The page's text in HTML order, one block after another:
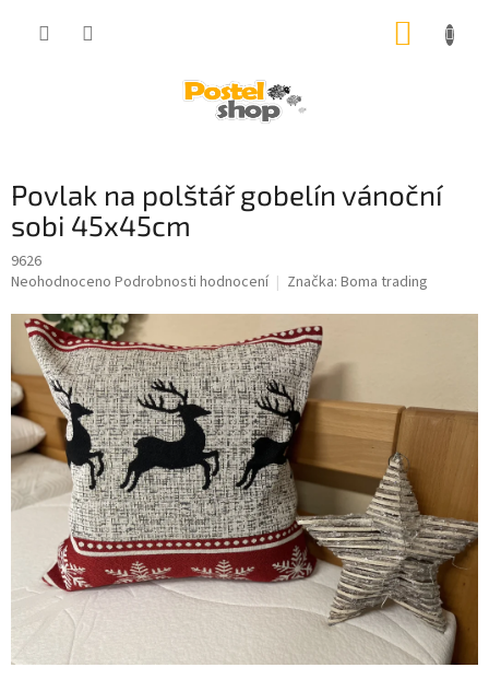
Povlak na polštář gobelín vánoční
sobi 45x45cm
9626
Průměrné
produktu
0,0
z
5
hvězdiček.
Neohodnoceno Podrobnosti hodnocení Značka: Boma trading